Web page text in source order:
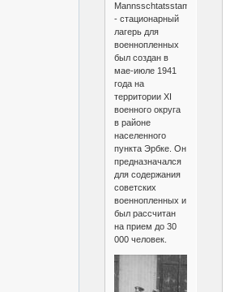
Mannsschtatsstammlager
- стационарный
лагерь для
военнопленных
был создан в
мае-июле 1941
года на
территории XI
военного округа
в районе
населенного
пункта Эрбке. Он
предназначался
для содержания
советских
военнопленных и
был рассчитан
на прием до 30
000 человек.